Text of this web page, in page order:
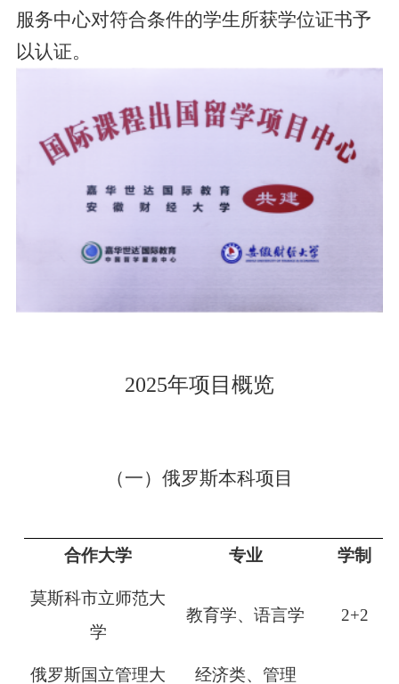
服务中心对符合条件的学生所获学位证书予
以认证。
2025年项目概览
（一）俄罗斯本科项目
合作大学 专业 学制
莫斯科市立师范大
学
教育学、语言学 2+2
俄罗斯国立管理大
经济类、管理